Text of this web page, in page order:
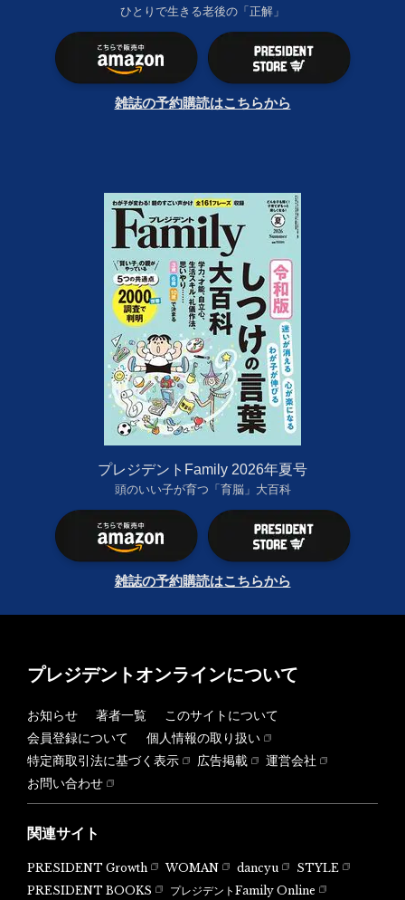
ひとりで生きる老後の「正解」
雑誌の予約購読はこちらから
プレジデントFamily 2026年夏号
頭のいい子が育つ「育脳」大百科
雑誌の予約購読はこちらから
プレジデントオンラインについて
お知らせ 著者一覧
このサイトについて
会員登録について
個人情報の取り扱い
特定商取引法に基づく表示
広告掲載
運営会社
お問い合わせ
関連サイト
PRESIDENT Growth WOMAN dancyu
STYLE
PRESIDENT BOOKS
プレジデントFamily Online